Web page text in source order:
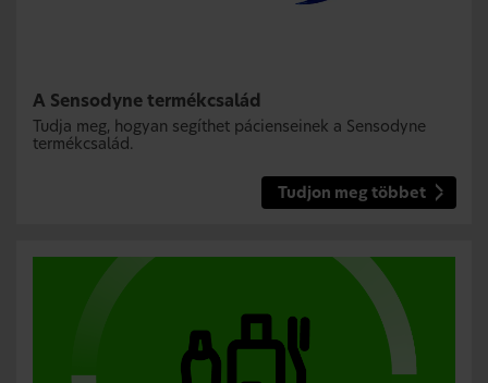
A Sensodyne termékcsalád
Tudja meg, hogyan segíthet pácienseinek a Sensodyne
termékcsalád.
Tudjon meg többet